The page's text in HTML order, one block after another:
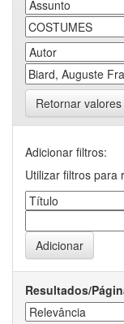
Retornar valores
Adicionar filtros:
Utilizar filtros para
Resultados/